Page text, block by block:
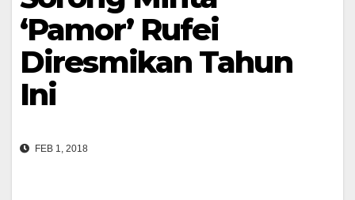
‘Pamor’ Rufei
Diresmikan Tahun
Ini
FEB 1, 2018